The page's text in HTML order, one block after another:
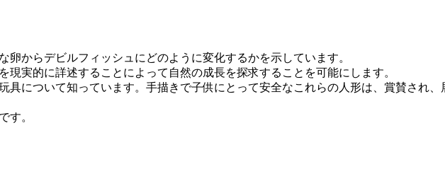
からデビルフィッシュにどのように変化するかを示しています。
実的に詳述することによって自然の成長を探求することを可能にします。
について知っています。手描きで子供にとって安全なこれらの人形は、賞賛され
す。